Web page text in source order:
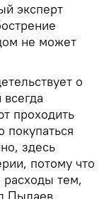
эксперт
не может
о
проходить
покупаться
здесь
потому что
расходы тем,